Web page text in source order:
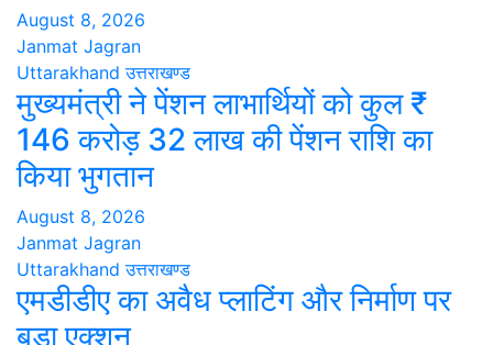
August 8, 2026
Janmat Jagran
Uttarakhand उत्तराखण्ड
मुख्यमंत्री ने पेंशन लाभार्थियों को कुल ₹
146 करोड़ 32 लाख की पेंशन राशि का
किया भुगतान
August 8, 2026
Janmat Jagran
Uttarakhand उत्तराखण्ड
एमडीडीए का अवैध प्लाटिंग और निर्माण पर
बड़ा एक्शन